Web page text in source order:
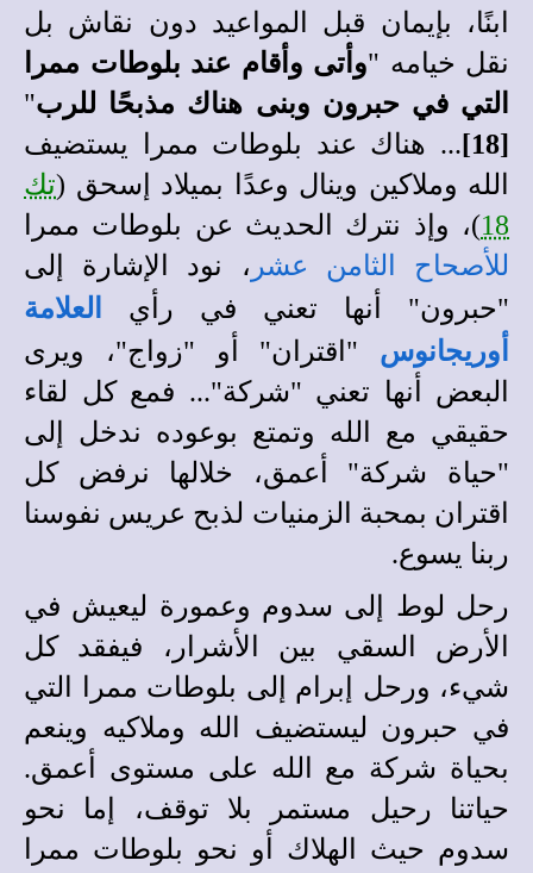
ابنًا، بإيمان قبل المواعيد دون نقاش بل
نقل خيامه "وأتى وأقام عند بلوطات ممرا
التي في حبرون وبنى هناك مذبحًا للرب"
[18]
... هناك عند بلوطات ممرا يستضيف
الله وملاكين وينال وعدًا بميلاد إسحق (تك
18)، وإذ نترك الحديث عن بلوطات ممرا
للأصحاح الثامن عشر ، نود الإشارة إلى
"حبرون" أنها تعني في رأي
العلامة
أوريجانوس "اقتران" أو "زواج"، ويرى
البعض أنها تعني "شركة"... فمع كل لقاء
حقيقي مع الله وتمتع بوعوده ندخل إلى
"حياة شركة" أعمق، خلالها نرفض كل
اقتران بمحبة الزمنيات لذبح عريس نفوسنا
ربنا يسوع.
رحل لوط إلى سدوم وعمورة ليعيش في
الأرض السقي بين الأشرار، فيفقد كل
شيء، ورحل إبرام إلى بلوطات ممرا التي
في حبرون ليستضيف الله وملاكيه وينعم
بحياة شركة مع الله على مستوى أعمق.
حياتنا رحيل مستمر بلا توقف، إما نحو
سدوم حيث الهلاك أو نحو بلوطات ممرا